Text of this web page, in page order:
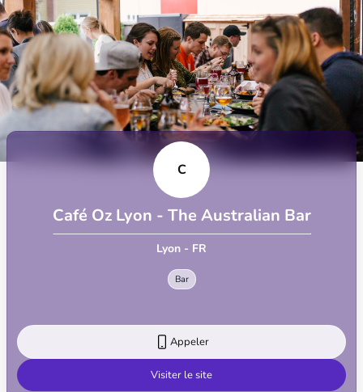
C
Café Oz Lyon - The Australian Bar
Lyon - FR
Bar
Appeler
Visiter le site